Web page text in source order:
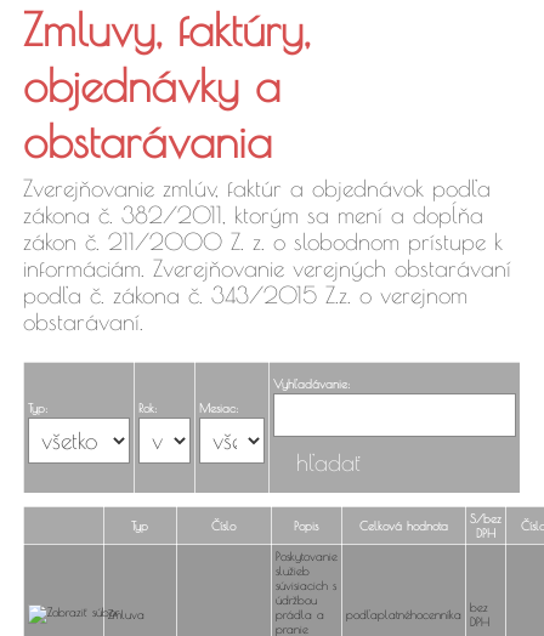
Zmluvy,
faktúry,
objednávky
Zmluvy, faktúry,
objednávky a
obstarávania
Zverejňovanie zmlúv, faktúr a objednávok podľa
zákona č. 382/2011, ktorým sa mení a dopĺňa
zákon č. 211/2000 Z. z. o slobodnom prístupe k
informáciám. Zverejňovanie verejných obstarávaní
podľa č. zákona č. 343/2015 Z.z. o verejnom
obstarávaní.
Typ: Rok: Mesiac:
Vyhľadávanie:
Typ Číslo Popis Celková hodnota
S/bez
DPH
Zmluva
Poskytovanie
služieb
súvisiacich s
údržbou
prádla a
pranie
podľaplatnéhocenníka
bez
DPH